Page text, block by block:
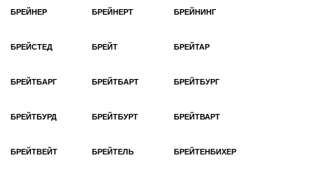
БРЕЙНЕР БРЕЙНЕРТ БРЕЙНИНГ
БРЕЙСТЕД БРЕЙТ БРЕЙТАР
БРЕЙТБАРГ БРЕЙТБАРТ БРЕЙТБУРГ
БРЕЙТБУРД БРЕЙТБУРТ БРЕЙТВАРТ
БРЕЙТВЕЙТ БРЕЙТЕЛЬ БРЕЙТЕНБИХЕР